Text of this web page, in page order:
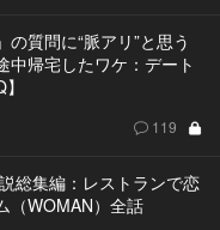
の質問に“脈アリ”と思う
中帰宅したワケ：デート
119
総集編：レストランで恋
（WOMAN）全話